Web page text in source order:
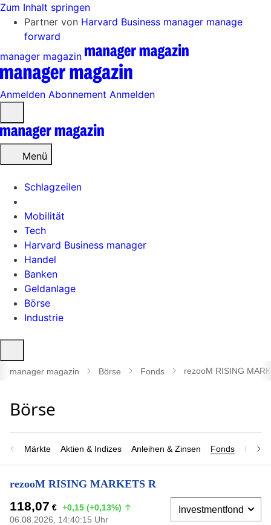
Zum Inhalt springen
Partner von Harvard Business manager manage
forward
manager magazin
Anmelden Abonnement Anmelden
öffnen
Menü
Schlagzeilen
Mobilität
Tech
Harvard Business manager
Handel
Banken
Geldanlage
Börse
Industrie
öffnen
manager magazin Börse Fonds rezooM RISING
Märkte Aktien & Indizes Anleihen & Zinsen Fonds
rezooM RISING MARKETS R
118,07 € +0,15 (+0,13%)
06.08.2026, 14:40:15 Uhr